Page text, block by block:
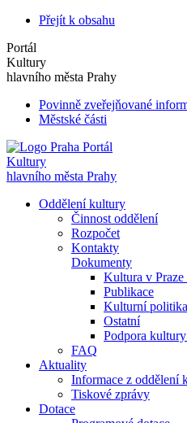
Přejít k obsahu
Portál
Kultury
hlavního města Prahy
Povinně zveřejňované
Městské části
Portál
Kultury
hlavního města Prahy
Oddělení kultury
Činnost oddělení
Rozpočet
Kontakty
Dokumenty
Kultura v
Publikace
Kulturní
Ostatní
Podpora
FAQ
Aktuality
Informace z oddělení
Tiskové zprávy
Dotace